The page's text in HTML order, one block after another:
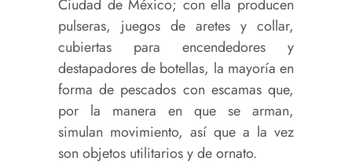
Ciudad de México; con ella producen
pulseras, juegos de aretes y collar,
cubiertas para encendedores y
destapadores de botellas, la mayoría en
forma de pescados con escamas que,
por la manera en que se arman,
simulan movimiento, así que a la vez
son objetos utilitarios y de ornato.